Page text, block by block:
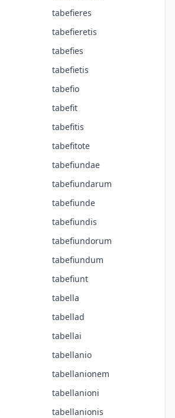
tabefieres
tabefieretis
tabefies
tabefietis
tabefio
tabefit
tabefitis
tabefitote
tabefiundae
tabefiundarum
tabefiunde
tabefiundis
tabefiundorum
tabefiundum
tabefiunt
tabella
tabellad
tabellai
tabellanio
tabellanionem
tabellanioni
tabellanionis